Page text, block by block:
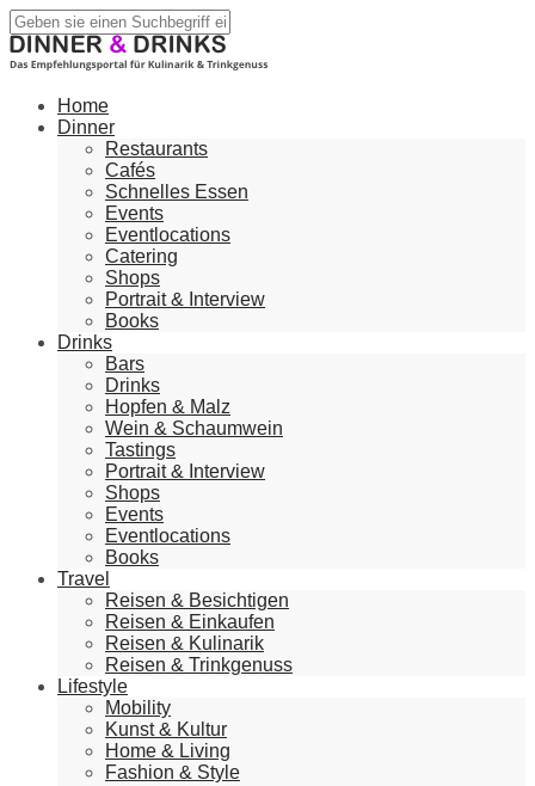
Home
Dinner
Restaurants
Cafés
Schnelles Essen
Events
Eventlocations
Catering
Shops
Portrait & Interview
Books
Drinks
Bars
Drinks
Hopfen & Malz
Wein & Schaumwein
Tastings
Portrait & Interview
Shops
Events
Eventlocations
Books
Travel
Reisen & Besichtigen
Reisen & Einkaufen
Reisen & Kulinarik
Reisen & Trinkgenuss
Lifestyle
Mobility
Kunst & Kultur
Home & Living
Fashion & Style